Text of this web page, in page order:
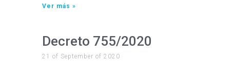
Ver más »
Decreto 755/2020
21 of September of 2020